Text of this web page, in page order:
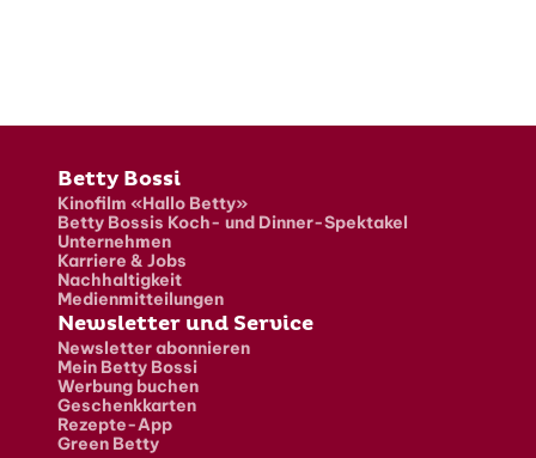
Fusszeile
Betty Bossi
Kinofilm «Hallo Betty»
Betty Bossis Koch- und Dinner-Spektakel
Unternehmen
Karriere & Jobs
Nachhaltigkeit
Medienmitteilungen
Newsletter und Service
Newsletter abonnieren
Mein Betty Bossi
Werbung buchen
Geschenkkarten
Rezepte-App
Green Betty